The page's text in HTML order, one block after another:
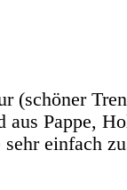
(schöner
aus Pappe,
einfach